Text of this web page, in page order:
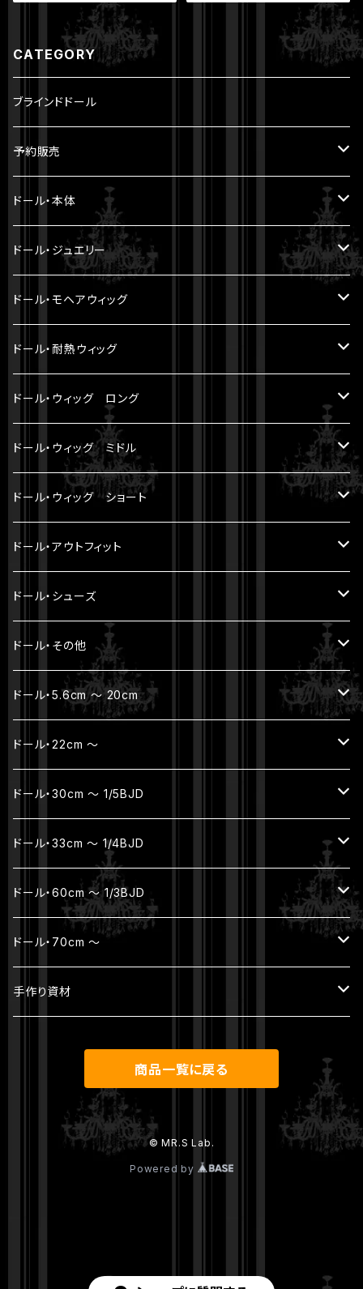
CATEGORY
ブラインドドール
予約販売
5.6cm ～ 20cm
22cm ～
30cm ～ 1/5BJD
33cm ～ 1/4BJD
60cm ～ 1/3BJD
70cm ～
アウトフィット
ドール・本体
ヘッド
ボディ
パーツ
セット
ドール・ジュエリー
Miroir DOLL PEARL JEWELRY
LA PERLE
LE FRANGE
LES ETOILES
ドール・モヘアウィッグ
8-9 inch（ SD小顔サイズ ）
7-8 inch
6-7 inch
5-6 inch（ YMY10cmサイズ ）
ドール・耐熱ウィッグ
8-9 inch（ SD小顔サイズ ）
5 inch（ YMY10cmサイズ ）
7-8 inch （ SDM等サイズ ）
ドール・ウィッグ ロング
モヘアウィッグ
耐熱ウィッグ
ドール・ウィッグ ミドル
モヘアウィッグ
ドール・ウィッグ ショート
モヘアウィッグ
耐熱ウィッグ
ドール・アウトフィット
トップス
ボトムス
アウター
セット
着ぐるみ
ドール・シューズ
YmY / UF doll / オビツ11 / ねんどーる
SD16 / SDGr女の子・ハイヒール
ドール・その他
帽子 / バッグ
お出かけポーチ
アクセサリー
ドール・5.6cm ～ 20cm
フルセット
本体セット（ヘッド + ボディ）
ボディ（素体）
パーツ
ウィッグ
アウトフィット
ドール・22cm ～
フルセット
本体セット（ヘッド + ボディ）
ヘッド
ボディ（素体）
パーツ
ドール・30cm ～ 1/5BJD
フルセット
ボディ
ドール・33cm ～ 1/4BJD
ジュエリー
本体セット（ヘッド + ボディ）
ヘッド
ドール・60cm ～ 1/3BJD
ジュエリー
ヘッド
アウトフィット
ドール・70cm ～
ジュエリー
手作り資材
商品一覧に戻る
© MR.S Lab.
Powered by